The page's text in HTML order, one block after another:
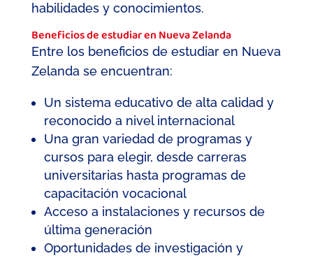
habilidades y conocimientos.
Beneficios de estudiar en Nueva Zelanda
Entre los beneficios de estudiar en Nueva
Zelanda se encuentran:
Un sistema educativo de alta calidad y
reconocido a nivel internacional
Una gran variedad de programas y
cursos para elegir, desde carreras
universitarias hasta programas de
capacitación vocacional
Acceso a instalaciones y recursos de
última generación
Oportunidades de investigación y